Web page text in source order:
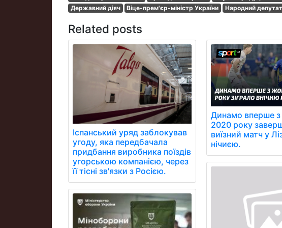
Державний діяч
Віце-прем'єр-міністр України Народний
Related posts
Іспанський уряд заблокував
угоду, яка передбачала
придбання виробника поїздів
угорською компанією, через
її тісні зв'язки з Росією.
Динамо вперше
2020 року
виїзний матч у
нічиєю.